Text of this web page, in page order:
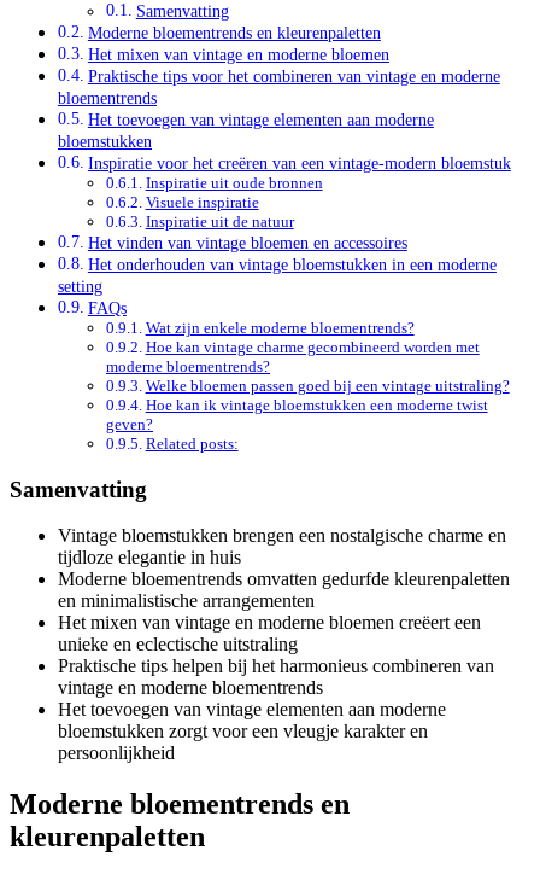
Samenvatting
Moderne bloementrends en kleurenpaletten
Het mixen van vintage en moderne bloemen
Praktische tips voor het combineren van vintage en moderne
bloementrends
Het toevoegen van vintage elementen aan moderne
bloemstukken
Inspiratie voor het creëren van een vintage-modern bloemstuk
Inspiratie uit oude bronnen
Visuele inspiratie
Inspiratie uit de natuur
Het vinden van vintage bloemen en accessoires
Het onderhouden van vintage bloemstukken in een moderne
setting
FAQs
Wat zijn enkele moderne bloementrends?
Hoe kan vintage charme gecombineerd worden met
moderne bloementrends?
Welke bloemen passen goed bij een vintage uitstraling?
Hoe kan ik vintage bloemstukken een moderne twist
geven?
Related posts:
Samenvatting
Vintage bloemstukken brengen een nostalgische charme en
tijdloze elegantie in huis
Moderne bloementrends omvatten gedurfde kleurenpaletten
en minimalistische arrangementen
Het mixen van vintage en moderne bloemen creëert een
unieke en eclectische uitstraling
Praktische tips helpen bij het harmonieus combineren van
vintage en moderne bloementrends
Het toevoegen van vintage elementen aan moderne
bloemstukken zorgt voor een vleugje karakter en
persoonlijkheid
Moderne bloementrends en
kleurenpaletten